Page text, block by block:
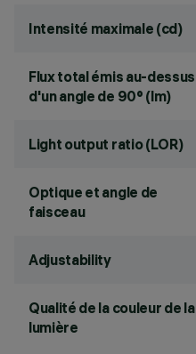
Intensité maximale (cd)
Flux total émis au-dessus
d'un angle de 90° (lm)
Light output ratio (LOR)
Optique et angle de
faisceau
Adjustability
Qualité de la couleur de la
lumière